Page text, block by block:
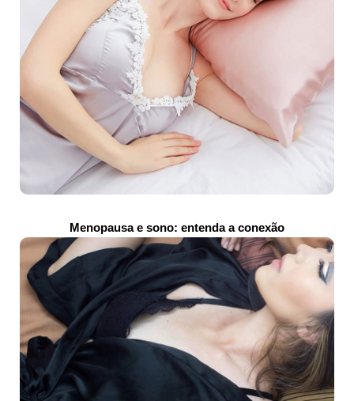
Menopausa e sono: entenda a conexão